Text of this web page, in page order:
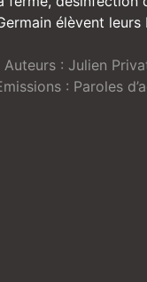
élèvent
: Julien
: Paroles